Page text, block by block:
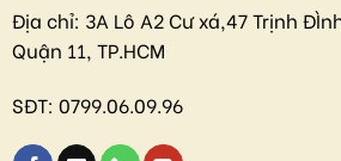
Địa chỉ: 3A Lô A2 Cư xá,47 Trịnh
Quận 11, TP.HCM
SĐT: 0799.06.09.96